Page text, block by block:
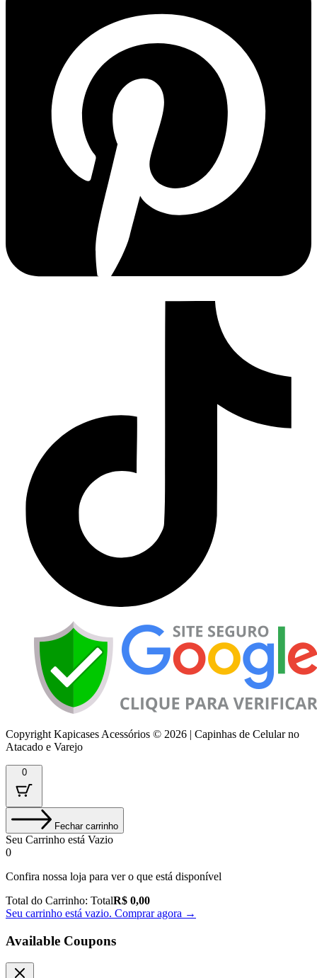
Copyright Kapicases Acessórios © 2026 | Capinhas de Celular no
Atacado e Varejo
0
Fechar carrinho
Seu Carrinho está Vazio
0
Confira nossa loja para ver o que está disponível
Total do Carrinho: TotalR$ 0,00
Seu carrinho está vazio. Comprar agora →
Available Coupons